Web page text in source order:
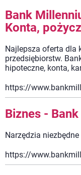
Bank
Konta,
Najlepsza oferta dla
przedsiębiorstw.
hipoteczne, konta,
https://
Biznes -
Narzędzia
https://